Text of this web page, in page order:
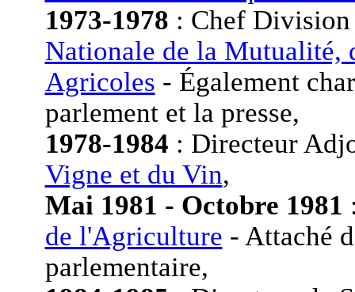
1973-1978 : Chef
Nationale de la Mutualité,
Agricoles - Également
parlement et la presse,
1978-1984 : Directeur
Vigne et du Vin,
Mai 1981 - Octobre 1981
de l'Agriculture - Attaché
parlementaire,